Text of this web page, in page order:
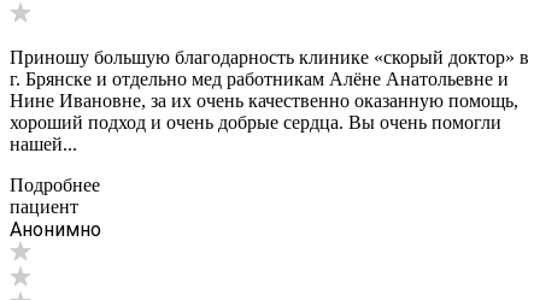
Приношу большую благодарность клинике «скорый доктор» в
г. Брянске и отдельно мед работникам Алёне Анатольевне и
Нине Ивановне, за их очень качественно оказанную помощь,
хороший подход и очень добрые сердца. Вы очень помогли
нашей...
Подробнее
пациент
Анонимно